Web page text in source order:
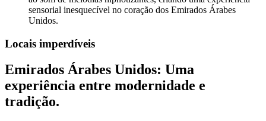
sensorial inesquecível no coração dos Emirados Árabes
Unidos.
Locais imperdíveis
Emirados Árabes Unidos: Uma
experiência entre modernidade e
tradição.